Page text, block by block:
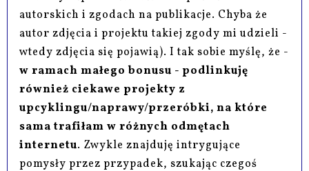
autorskich i zgodach na publikacje. Chyba że
autor zdjęcia i projektu takiej zgody mi udzieli -
wtedy zdjęcia się pojawią). I tak sobie myślę, że -
w ramach małego bonusu - podlinkuję
również ciekawe projekty z
upcyklingu/naprawy/przeróbki, na które
sama trafiłam w różnych odmętach
internetu. Zwykle znajduję intrygujące
pomysły przez przypadek, szukając czegoś